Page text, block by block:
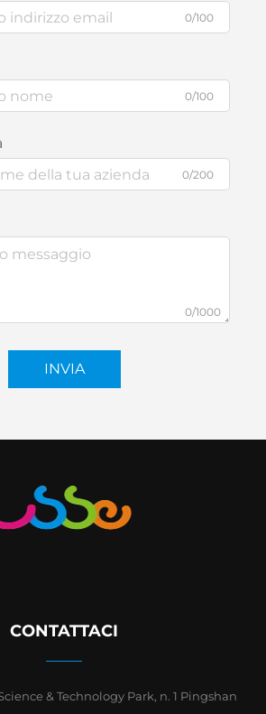
0/100
0/100
0/200
0/1000
INVIA
CONTATTACI
& Technology Park, n. 1 Pingshan